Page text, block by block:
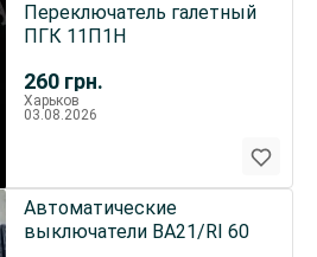
260 грн.
Переключатель галетный
ПГК 11П1Н
Харьков
03.08.2026
Автоматические
выключатели ВА21/RI 60